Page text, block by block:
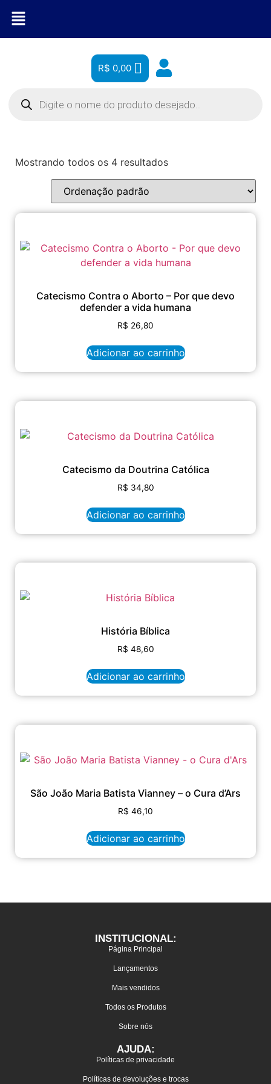
R$ 0,00
Mostrando todos os 4 resultados
Catecismo Contra o Aborto – Por que devo
defender a vida humana
R$ 26,80
Adicionar ao carrinho
Catecismo da Doutrina Católica
R$ 34,80
Adicionar ao carrinho
História Bíblica
R$ 48,60
Adicionar ao carrinho
São João Maria Batista Vianney – o Cura d’Ars
R$ 46,10
Adicionar ao carrinho
INSTITUCIONAL:
Página Principal
Lançamentos
Mais vendidos
Todos os Produtos
Sobre nós
AJUDA:
Políticas de privacidade
Políticas de devoluções e trocas